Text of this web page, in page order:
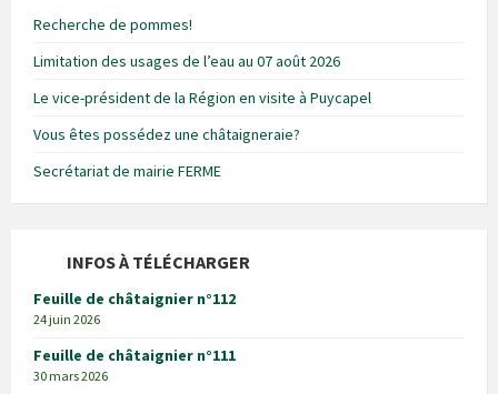
Recherche de pommes!
Limitation des usages de l’eau au 07 août 2026
Le vice-président de la Région en visite à Puycapel
Vous êtes possédez une châtaigneraie?
Secrétariat de mairie FERME
INFOS À TÉLÉCHARGER
Feuille de châtaignier n°112
24 juin 2026
Feuille de châtaignier n°111
30 mars 2026